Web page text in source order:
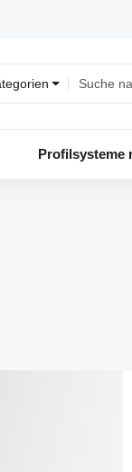
Profilsysteme